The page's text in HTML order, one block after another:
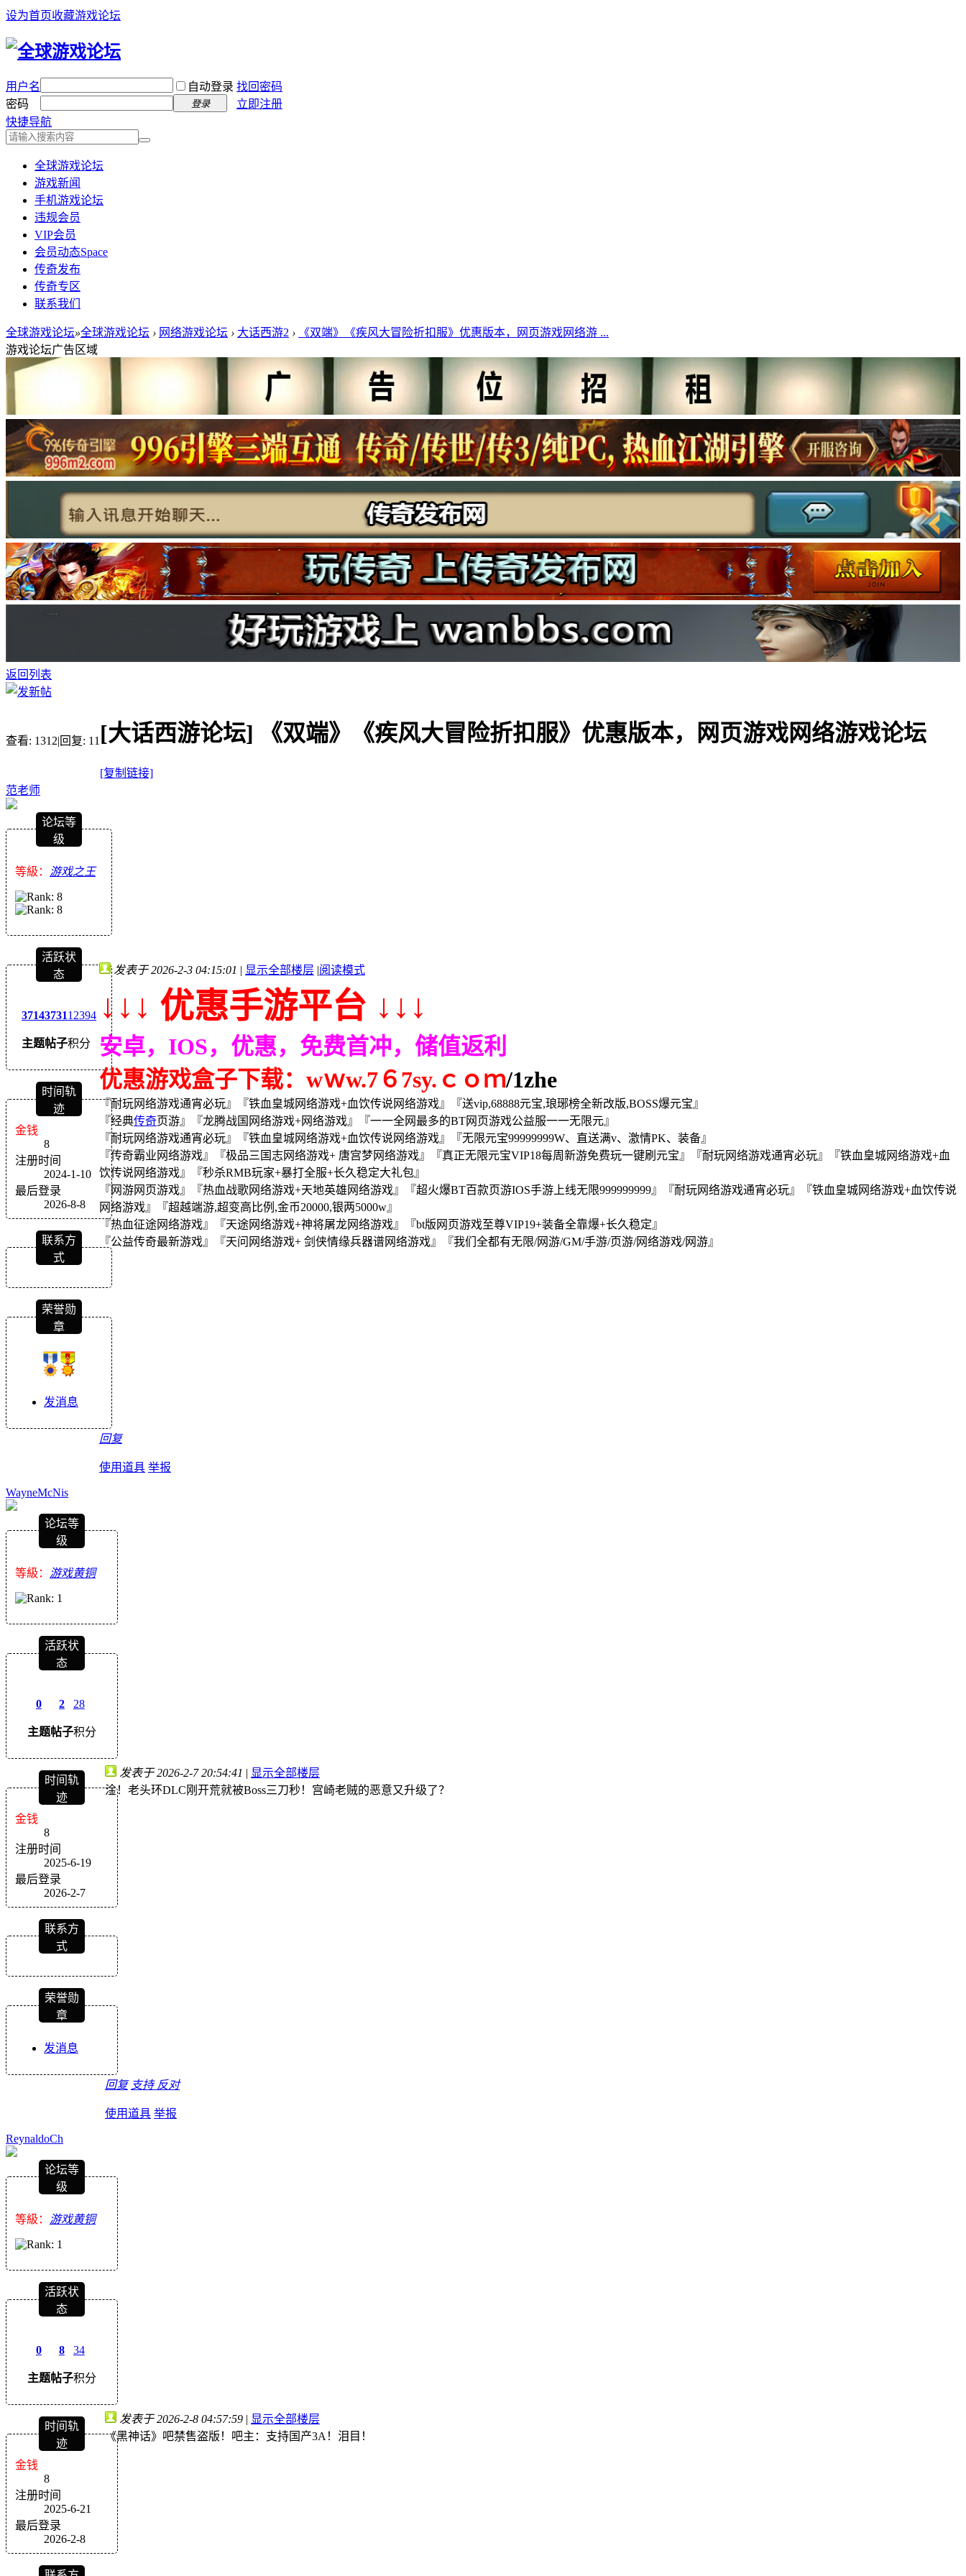
设为首页收藏游戏论坛
用户名 自动登录 找回密码
密码
登录
立即注册
快捷导航
全球游戏论坛
游戏新闻
手机游戏论坛
违规会员
VIP会员
会员动态Space
传奇发布
传奇专区
联系我们
全球游戏论坛»全球游戏论坛 › 网络游戏论坛 › 大话西游2 ›
《双端》《疾风大冒险折扣服》优惠版本，网页游戏网络游 ...
游戏论坛广告区域
返回列表
查看: 1312|回复: 11 [大话西游论坛] 《双端》《疾风大冒险折扣服》优惠版本，网页游戏网络游戏论坛
[复制链接]
范老师
论坛等
级
等級： 游戏之王
活跃状
态
3714
主题
3731
帖子
12394
积分
时间轨
迹
金钱
8
注册时间
2024-1-10
最后登录
2026-8-8
联系方
式
荣誉勋
章
发消息
发表于 2026-2-3 04:15:01 | 显示全部楼层 |阅读模式
↓↓↓ 优惠手游平台 ↓↓↓
安卓，IOS，优惠，免费首冲，储值返利
优惠游戏盒子下载：wｗw.7６7sy.ｃｏｍ/1zhe
『耐玩网络游戏通宵必玩』『铁血皇城网络游戏+血饮传说网络游戏』『送vip,68888元宝,琅琊榜全新改版,BOSS爆元宝』
『经典传奇页游』『龙腾战国网络游戏+网络游戏』『一一全网最多的BT网页游戏公益服一一无限元』
『耐玩网络游戏通宵必玩』『铁血皇城网络游戏+血饮传说网络游戏』『无限元宝99999999W、直送满v、激情PK、装备』
『传奇霸业网络游戏』『极品三国志网络游戏+ 唐宫梦网络游戏』『真正无限元宝VIP18每周新游免费玩一键刷元宝』『耐玩网络游戏通宵必玩』『铁血皇城网络游戏+血
饮传说网络游戏』『秒杀RMB玩家+暴打全服+长久稳定大礼包』
『网游网页游戏』『热血战歌网络游戏+天地英雄网络游戏』『超火爆BT百款页游IOS手游上线无限999999999』『耐玩网络游戏通宵必玩』『铁血皇城网络游戏+血饮传说
网络游戏』『超越端游,超变高比例,金币20000,银两5000w』
『热血征途网络游戏』『天途网络游戏+神将屠龙网络游戏』『bt版网页游戏至尊VIP19+装备全靠爆+长久稳定』
『公益传奇最新游戏』『天问网络游戏+ 剑侠情缘兵器谱网络游戏』『我们全都有无限/网游/GM/手游/页游/网络游戏/网游』
回复
使用道具 举报
WayneMcNis
论坛等
级
等級： 游戏黄铜
活跃状
态
0
主题
2
帖子
28
积分
时间轨
迹
金钱
8
注册时间
2025-6-19
最后登录
2026-2-7
联系方
式
荣誉勋
章
发消息
发表于 2026-2-7 20:54:41 | 显示全部楼层
淦！老头环DLC刚开荒就被Boss三刀秒！宫崎老贼的恶意又升级了？
回复 支持 反对
使用道具 举报
ReynaldoCh
论坛等
级
等級： 游戏黄铜
活跃状
态
0
主题
8
帖子
34
积分
时间轨
迹
金钱
8
注册时间
2025-6-21
最后登录
2026-2-8
发表于 2026-2-8 04:57:59 | 显示全部楼层
《黑神话》吧禁售盗版！吧主：支持国产3A！泪目！